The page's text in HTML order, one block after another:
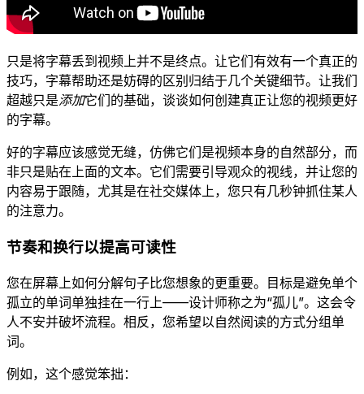
只是将字幕丢到视频上并不是终点。让它们有效有一个真正的
技巧，字幕帮助还是妨碍的区别归结于几个关键细节。让我们
超越只是添加它们的基础，谈谈如何创建真正让您的视频更好
的字幕。
好的字幕应该感觉无缝，仿佛它们是视频本身的自然部分，而
非只是贴在上面的文本。它们需要引导观众的视线，并让您的
内容易于跟随，尤其是在社交媒体上，您只有几秒钟抓住某人
的注意力。
节奏和换行以提高可读性
您在屏幕上如何分解句子比您想象的更重要。目标是避免单个
孤立的单词单独挂在一行上——设计师称之为“孤儿”。这会令
人不安并破坏流程。相反，您希望以自然阅读的方式分组单
词。
例如，这个感觉笨拙：